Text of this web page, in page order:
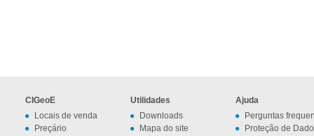
CIGeoE
Locais de venda
Preçário
Utilidades
Downloads
Mapa do site
Ajuda
Perguntas
Proteção de